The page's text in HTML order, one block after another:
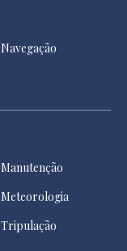
Navegação
Manutenção
Meteorologia
Tripulação